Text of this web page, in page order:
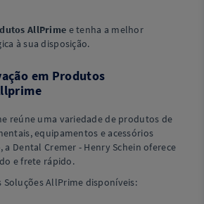
AllPrime e tenha a melhor
à sua disposição.
em Produtos
reúne uma variedade de produtos de
equipamentos e acessórios
Dental Cremer - Henry Schein oferece
e frete rápido.
Soluções AllPrime disponíveis: